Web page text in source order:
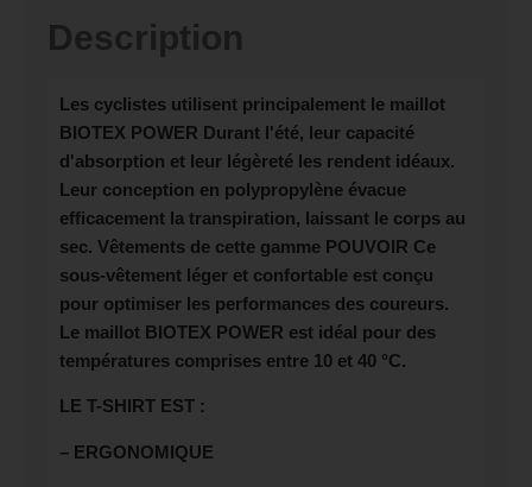
Description
Les cyclistes utilisent principalement le maillot
BIOTEX POWER Durant l'été, leur capacité
d'absorption et leur légèreté les rendent idéaux.
Leur conception en polypropylène évacue
efficacement la transpiration, laissant le corps au
sec. Vêtements de cette gamme POUVOIR Ce
sous-vêtement léger et confortable est conçu
pour optimiser les performances des coureurs.
Le maillot BIOTEX POWER est idéal pour des
températures comprises entre 10 et 40 °C.
LE T-SHIRT EST :
– ERGONOMIQUE